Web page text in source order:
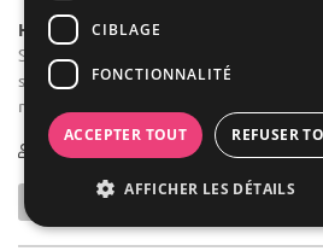
Hôtel / Hôtel 3***
Salle de séminaire : L'hôtel Kyriad La
situé dans le centre de la
minutes seulement de la gare et du
1-120 130 max
CIBLAGE
FONCTIONNALITÉ
ACCEPTER TOUT REFUSER
AFFICHER LES DÉTAILS